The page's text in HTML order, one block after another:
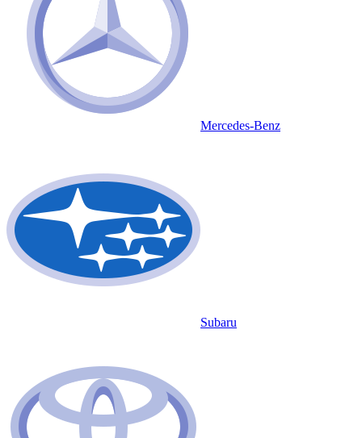
Mercedes-Benz
Subaru